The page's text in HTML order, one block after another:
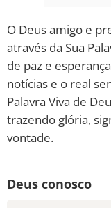
O Deus amigo e
através da Sua
de paz e
notícias e o real
Palavra Viva de
trazendo glória,
vontade.
Deus conosco